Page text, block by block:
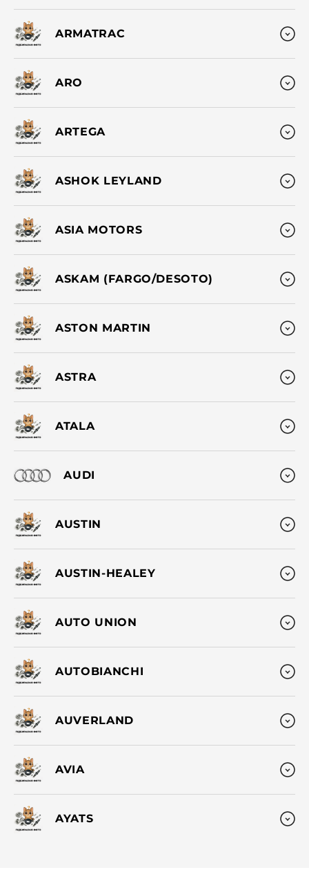
ARMATRAC
ARO
ARTEGA
ASHOK LEYLAND
ASIA MOTORS
ASKAM (FARGO/DESOTO)
ASTON MARTIN
ASTRA
ATALA
AUDI
AUSTIN
AUSTIN-HEALEY
AUTO UNION
AUTOBIANCHI
AUVERLAND
AVIA
AYATS